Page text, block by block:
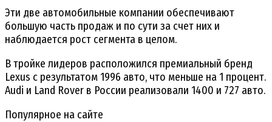
Эти две автомобильные компании обеспечивают
большую часть продаж и по сути за счет них и
наблюдается рост сегмента в целом.
В тройке лидеров расположился премиальный бренд
Lexus с результатом 1996 авто, что меньше на 1 процент.
Audi и Land Rover в России реализовали 1400 и 727 авто.
Популярное на сайте